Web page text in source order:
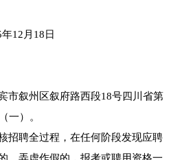
12月18日
市叙州区叙府路西段18号四川省第
一）。
招聘全过程，在任何阶段发现应聘